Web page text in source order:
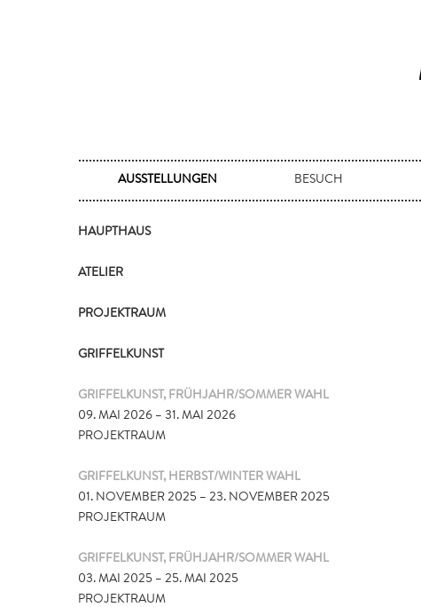
AUSSTELLUNGEN BESUCH
HAUPTHAUS
ATELIER
PROJEKTRAUM
GRIFFELKUNST
GRIFFELKUNST, FRÜHJAHR/SOMMER WAHL
09. MAI 2026 – 31. MAI 2026
PROJEKTRAUM
GRIFFELKUNST, HERBST/WINTER WAHL
01. NOVEMBER 2025 – 23. NOVEMBER 2025
PROJEKTRAUM
GRIFFELKUNST, FRÜHJAHR/SOMMER WAHL
03. MAI 2025 – 25. MAI 2025
PROJEKTRAUM